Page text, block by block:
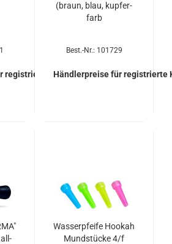
registrierte Kunden
(braun, blau, kupfer-​​
farb
Best.-Nr.: 101729
Händlerpreise für registrierte
Was­ser­pfei­fe Hoo­kah
Mund­stü­cke 4/f